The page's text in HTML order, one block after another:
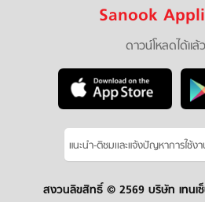
Sanook
ดาวน์โหลดได้แล้
แนะนำ-ติชมเเละแจ้งปัญหาการใช้ง
สงวนลิขสิทธิ์ © 2569 บริษัท เทนเ